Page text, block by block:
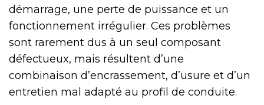
démarrage, une perte de puissance et un
fonctionnement irrégulier. Ces problèmes
sont rarement dus à un seul composant
défectueux, mais résultent d’une
combinaison d’encrassement, d’usure et d’un
entretien mal adapté au profil de conduite.